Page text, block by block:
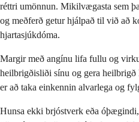
réttri umönnun. Mikilvægasta sem
og meðferð getur hjálpað til við að
hjartasjúkdóma.
Margir með angínu lifa fullu og
heilbrigðisliði sínu og gera
er að taka einkennin alvarlega og
Hunsa ekki brjóstverk eða